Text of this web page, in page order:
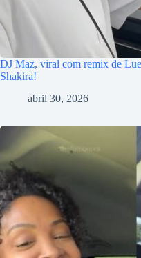
DJ Maz, viral com remix de
Shakira!
abril 30, 2026